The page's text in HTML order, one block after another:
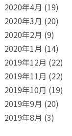
2020年4月 (19)
2020年3月 (20)
2020年2月 (9)
2020年1月 (14)
2019年12月 (22)
2019年11月 (22)
2019年10月 (19)
2019年9月 (20)
2019年8月 (3)